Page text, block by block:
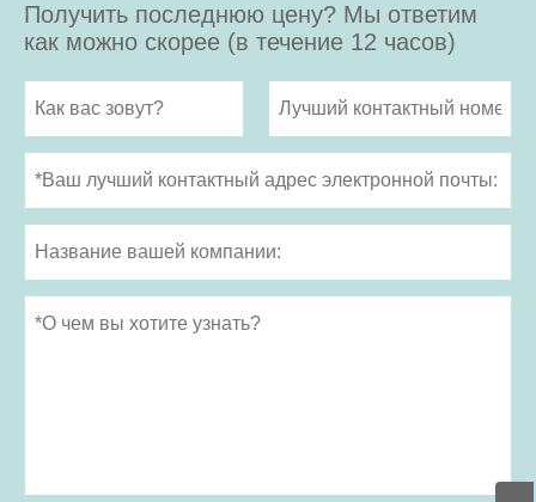
Получить последнюю цену? Мы ответим
как можно скорее (в течение 12 часов)